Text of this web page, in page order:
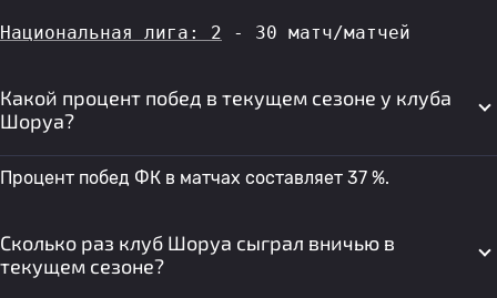
Национальная лига: 2 - 30 матч/матчей
Какой процент побед в текущем сезоне у клуба
Шоруа?
Процент побед ФК в матчах составляет 37 %.
Сколько раз клуб Шоруа сыграл вничью в
текущем сезоне?